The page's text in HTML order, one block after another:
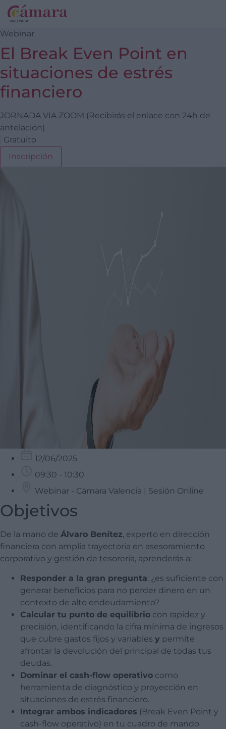
Webinar
El Break Even Point en
situaciones de estrés
financiero
JORNADA VIA ZOOM (Recibirás el enlace con 24h de
antelación)
Gratuito
Inscripción
12/06/2025
09:30 - 10:30
Webinar - Cámara Valencia | Sesión Online
Objetivos
De la mano de Álvaro Benítez, experto en dirección
financiera con amplia trayectoria en asesoramiento
corporativo y gestión de tesorería, aprenderás a:
Responder a la gran pregunta: ¿es suficiente con
generar beneficios para no perder dinero en un
contexto de alto endeudamiento?
Calcular tu punto de equilibrio con rapidez y
precisión, identificando la cifra mínima de ingresos
que cubre gastos fijos y variables y permite
afrontar la devolución del principal de todas tus
deudas.
Dominar el cash-flow operativo como
herramienta de diagnóstico y proyección en
situaciones de estrés financiero.
Integrar ambos indicadores (Break Even Point y
cash-flow operativo) en tu cuadro de mando